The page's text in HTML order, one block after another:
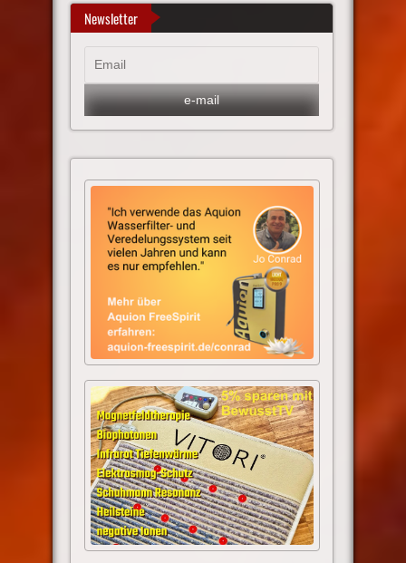
Newsletter